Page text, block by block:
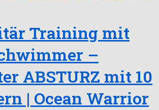
Training mit
–
ABSTURZ mit 10
| Ocean Warrior